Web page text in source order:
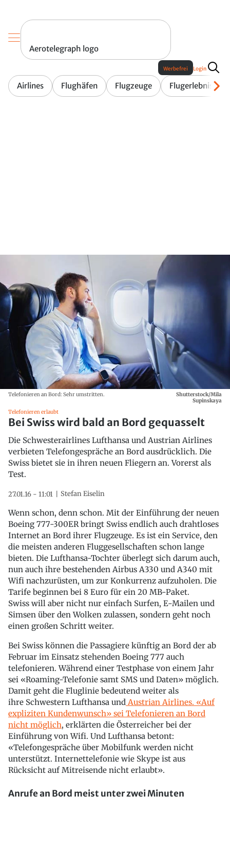
Aerotelegraph logo
Airlines Flughäfen Flugzeuge Flugerlebnis
Werbefrei Login
Telefonieren an Bord: Sehr umstritten.
Shutterstock/Mila
Supinskaya
Telefonieren erlaubt
Bei Swiss wird bald an Bord gequasselt
Die Schwesterairlines Lufthansa und Austrian Airlines
verbieten Telefongespräche an Bord ausdrücklich. Die
Swiss bietet sie in ihren neuen Fliegern an. Vorerst als
Test.
27.01.16 - 11:01 Stefan Eiselin
Wenn schon, denn schon. Mit der Einführung der neuen
Boeing 777-300ER bringt Swiss endlich auch drahtloses
Internet an Bord ihrer Flugzeuge. Es ist ein Service, den
die meisten anderen Fluggesellschaften schon lange
bieten. Die Lufthansa-Tochter überlegt sich darum auch,
nun auch ihre bestehenden Airbus A330 und A340 mit
Wifi nachzurüsten, um zur Konkurrenz aufzuholen. Die
Tarife beginnen bei 8 Euro für ein 20 MB-Paket.
Swiss will aber nicht nur einfach Surfen, E-Mailen und
Simsen über den Wolken zulassen, sondern geht noch
einen großen Schritt weiter.
Bei Swiss können die Passagiere künftig an Bord der ab
Februar im Einsatz stehenden Boeing 777 auch
telefonieren. Während einer Testphase von einem Jahr
sei «Roaming-Telefonie samt SMS und Daten» möglich.
Damit geht die Fluglinie bedeutend weiter als
ihre Schwestern Lufthansa und Austrian Airlines. «Auf
expliziten Kundenwunsch» sei Telefonieren an Bord
nicht möglich, erklärten die Österreicher bei der
Einführung von Wifi. Und Lufthansa betont:
«Telefongespräche über Mobilfunk werden nicht
unterstützt. Internettelefonie wie Skype ist aus
Rücksicht auf Mitreisende nicht erlaubt».
Anrufe an Bord meist unter zwei Minuten